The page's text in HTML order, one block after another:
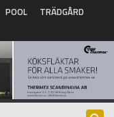
POOL
TRÄDGÅRD